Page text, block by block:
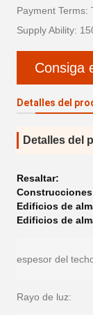
Payment Terms:
Supply Ability:
Consiga
Detalles del
Detalles del
Resaltar:
Edificios de
Edificios de
espesor del
Rayo de luz: